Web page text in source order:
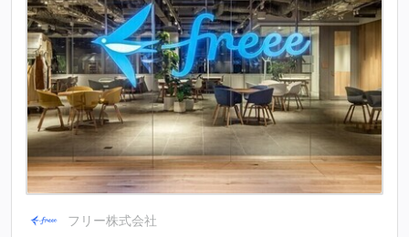
フリー株式会社